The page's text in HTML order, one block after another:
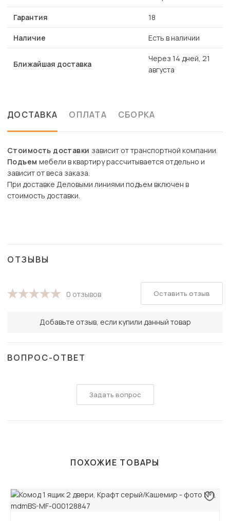
Гарантия 18
Наличие Есть в наличии
Ближайшая доставка
Через 14 дней, 21
августа
ДОСТАВКА ОПЛАТА СБОРКА
Стоимость доставки зависит от транспортной компании.
Подъем мебели в квартиру рассчитывается отдельно и
зависит от веса заказа.
При доставке Деловыми линиями подъем включен в
стоимость доставки.
ОТЗЫВЫ
0 отзывов
Добавьте отзыв, если купили данный товар
Оставить отзыв
ВОПРОС-ОТВЕТ
Задать вопрос
ПОХОЖИЕ ТОВАРЫ